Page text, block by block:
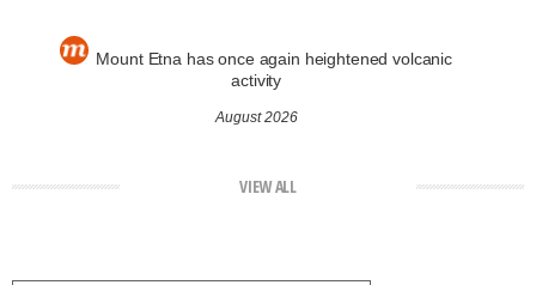
Mount Etna has once again heightened volcanic
activity
August 2026
VIEW ALL